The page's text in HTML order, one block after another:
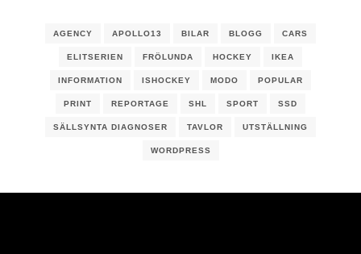
AGENCY APOLLO13 BILAR BLOGG CARS
ELITSERIEN FRÖLUNDA HOCKEY IKEA
INFORMATION ISHOCKEY MODO POPULAR
PRINT REPORTAGE SHL SPORT SSD
SÄLLSYNTA DIAGNOSER TAVLOR UTSTÄLLNING
WORDPRESS